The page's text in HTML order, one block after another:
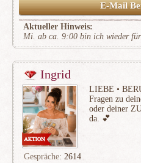
E-Mail
Aktueller Hinweis:
Mi. ab ca. 9:00 bin ich wieder
Ingrid
LIEBE •
Fragen zu
oder deiner
da. 💕
Gespräche: 2614